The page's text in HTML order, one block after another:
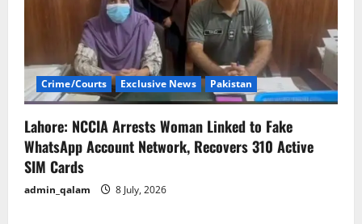
Crime/Courts Exclusive News Pakistan
Lahore: NCCIA Arrests Woman Linked to Fake
WhatsApp Account Network, Recovers 310 Active
SIM Cards
admin_qalam 8 July, 2026